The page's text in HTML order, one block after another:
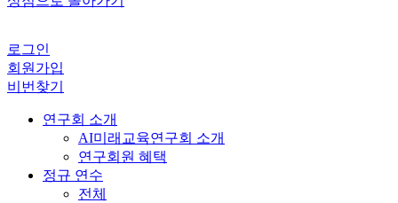
로그인
회원가입
비번찾기
연구회 소개
AI미래교육연구회 소개
연구회원 혜택
정규 연수
전체